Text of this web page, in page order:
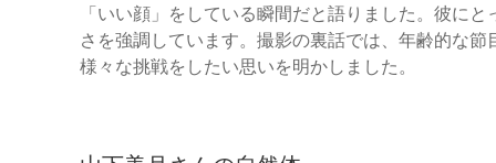
「いい顔」をしている瞬間だと語りました。彼に
さを強調しています。撮影の裏話では、年齢的な
様々な挑戦をしたい思いを明かしました。